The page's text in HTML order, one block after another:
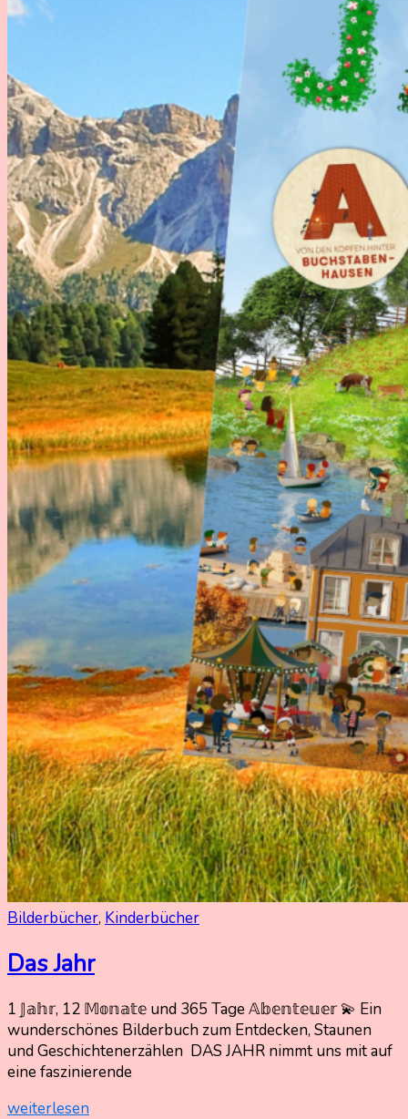
Bilderbücher, Kinderbücher
Das Jahr
25.
Dezember
202525.
Dezember
Nadine
Kammer
1 𝕁𝕒𝕙𝕣, 12 𝕄𝕠𝕟𝕒𝕥𝕖 und 365 Tage 𝔸𝕓𝕖𝕟𝕥𝕖𝕦𝕖𝕣 💫 Ein
wunderschönes Bilderbuch zum Entdecken, Staunen
und Geschichtenerzählen DAS JAHR nimmt uns mit auf
eine faszinierende
weiterlesen